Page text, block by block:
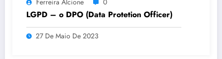
Ferreira Alcione 0
LGPD – o DPO (Data Protetion Officer)
27 De Maio De 2023